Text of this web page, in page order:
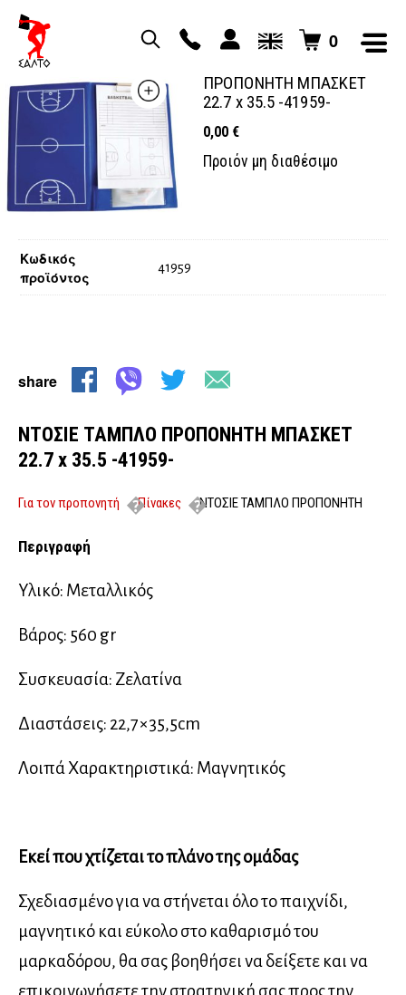
0
ΠΡΟΠΟΝΗΤΗ ΜΠΑΣΚΕΤ
22.7 x 35.5 -41959-
0,00 €
Προιόν μη διαθέσιμο
Κωδικός
προϊόντος
41959
share
ΝΤΟΣΙΕ ΤΑΜΠΛΟ ΠΡΟΠΟΝΗΤΗ ΜΠΑΣΚΕΤ
22.7 x 35.5 -41959-
Για τον προπονητή Πίνακες
ΝΤΟΣΙΕ ΤΑΜΠΛΟ ΠΡΟΠΟΝΗΤΗ
Περιγραφή
Υλικό: Μεταλλικός
Βάρος: 560 gr
Συσκευασία: Ζελατίνα
Διαστάσεις: 22,7×35,5cm
Λοιπά Χαρακτηριστικά: Μαγνητικός
Εκεί που χτίζεται το πλάνο της ομάδας
Σχεδιασμένο για να στήνεται όλο το παιχνίδι,
μαγνητικό και εύκολο στο καθαρισμό του
μαρκαδόρου, θα σας βοηθήσει να δείξετε και να
επικοινωνήσετε την στρατηγική σας προς την